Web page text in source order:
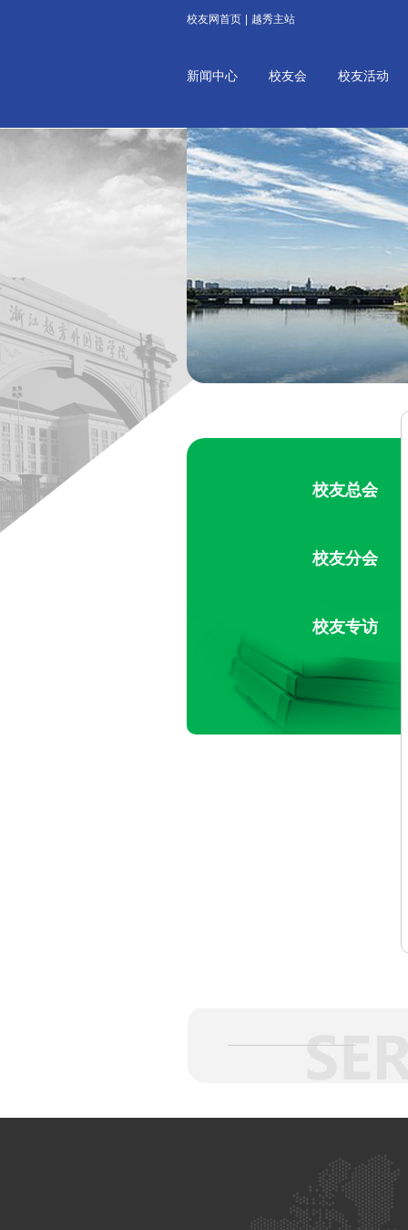
校友网首页 越秀主站
新闻中心 校友会 校友活动
校友总会
校友分会
校友专访